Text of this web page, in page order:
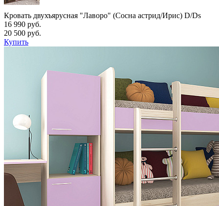
Кровать двухъярусная "Лаворо" (Сосна астрид/Ирис) D/Ds
16 990 руб.
20 500 руб.
Купить